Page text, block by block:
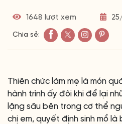
1648 lượt xem
Chia sẻ:
Thiên chức làm mẹ là món
hành trình ấy đôi khi để lại
lặng sâu bên trong cơ thể
chị em, quyết định sinh mổ